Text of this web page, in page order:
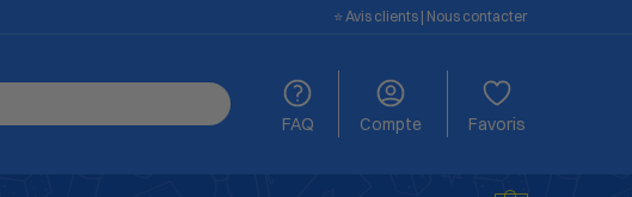
⭐️ Avis clients | Nous contacter
FAQ Compte Favoris